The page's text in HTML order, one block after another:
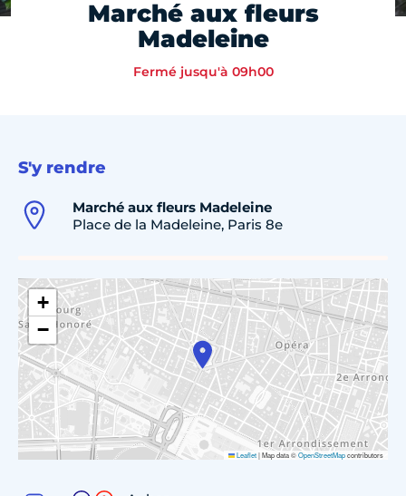
Marché aux fleurs
Madeleine
Fermé jusqu'à 09h00
S'y rendre
Marché aux fleurs Madeleine
Place de la Madeleine, Paris 8e
+
−
Leaflet|Map data ©OpenStreetMapcontributors